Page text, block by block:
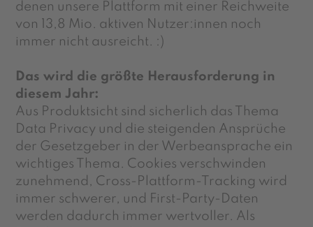
denen unsere Plattform mit einer Reichweite
von 13,8 Mio. aktiven Nutzer:innen noch
immer nicht ausreicht. :)
Das wird die größte Herausforderung in
diesem Jahr:
Aus Produktsicht sind sicherlich das Thema
Data Privacy und die steigenden Ansprüche
der Gesetzgeber in der Werbeansprache ein
wichtiges Thema. Cookies verschwinden
zunehmend, Cross-Plattform-Tracking wird
immer schwerer, und First-Party-Daten
werden dadurch immer wertvoller. Als